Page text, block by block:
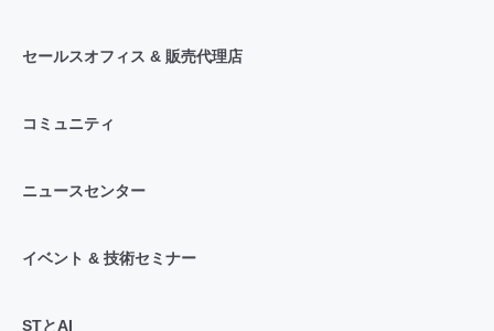
セールスオフィス & 販売代理店
コミュニティ
ニュースセンター
イベント & 技術セミナー
STとAI